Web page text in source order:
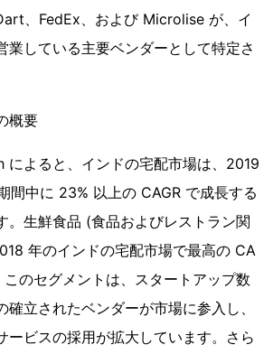
、FedEx、および Microlise が、イ
業している主要ベンダーとして特定さ
概要
よると、インドの宅配市場は、2019
間中に 23% 以上の CAGR で成長する
。生鮮食品 (食品およびレストラン関
年のインドの宅配市場で最高の CA
のセグメントは、スタートアップ数
確立されたベンダーが市場に参入し、
ービスの採用が拡大しています。さら